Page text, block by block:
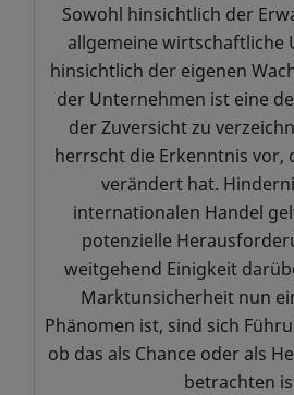
vor gross sind.
Dauerhafter Erfolg
Zusammenarbeit ab,
in der gesamten Branche
erforderlich. Starke
erfordern die aktive
sowohl von
-anlegern als auch von
institutionellen
Primär- und
Fortschritte wie kürzere
Abwicklungszyklen
durch eine enge
Sowohl hinsichtlich der
allgemeine wirtschaftliche
hinsichtlich der eigenen
der Unternehmen ist eine
der Zuversicht zu
herrscht die Erkenntnis vor,
verändert hat.
internationalen Handel
potenzielle
weitgehend Einigkeit
Marktunsicherheit nun
Phänomen ist, sind sich
ob das als Chance oder als
betrachten